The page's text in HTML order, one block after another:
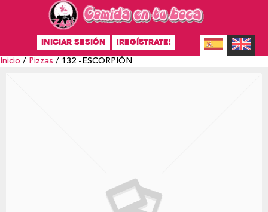
INICIAR SESIÓN ¡REGÍSTRATE!
Inicio / Pizzas / 132 -ESCORPIÓN